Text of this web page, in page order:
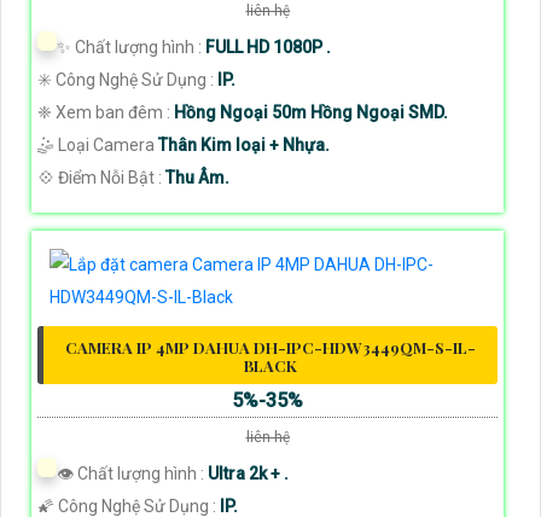
liên hệ
✨ Chất lượng hình : FULL HD 1080P .
✳️ Công Nghệ Sử Dụng :
IP.
❈ Xem ban đêm : Hồng Ngoại 50m Hồng Ngoại SMD.
🤹 Loại CameraThân Kim loại + Nhựa.
️💠 Điểm Nỗi Bật :Thu Âm.
CAMERA IP 4MP DAHUA DH-IPC-HDW3449QM-S-IL-
BLACK
5%-35%
liên hệ
👁 Chất lượng hình : Ultra 2k + .
🌠 Công Nghệ Sử Dụng :
IP.